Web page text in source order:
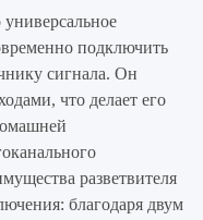
подключить
сигнала. Он
что делает его
разветвителя
благодаря двум